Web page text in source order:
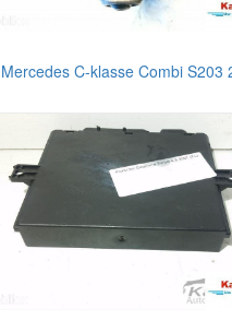
C-klasse Combi S203